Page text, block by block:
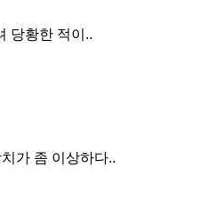
당황한 적이..
가 좀 이상하다..